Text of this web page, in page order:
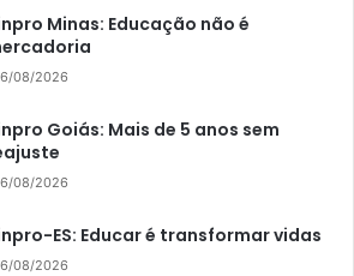
Minas: Educação não é
6/08/2026
Goiás: Mais de 5 anos sem
6/08/2026
ES: Educar é transformar vidas
6/08/2026